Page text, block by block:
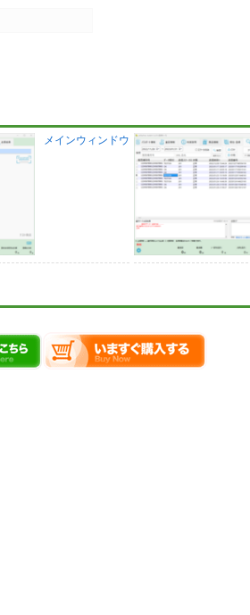
メインウィンドウ